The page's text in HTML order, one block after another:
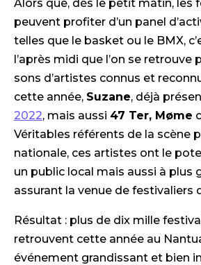
Alors que, dès le petit matin, les
peuvent profiter d’un panel
telles que le basket ou le BMX,
l’après midi que l’on se retrouve
sons d’artistes connus et
cette année, Suzane, déjà
2022, mais aussi 47 Ter, Møme
Véritables référents de la scène
nationale, ces artistes ont le
un public local mais aussi à plus
assurant la venue de festivaliers
Résultat : plus de dix mille
retrouvent cette année au
événement grandissant et bien